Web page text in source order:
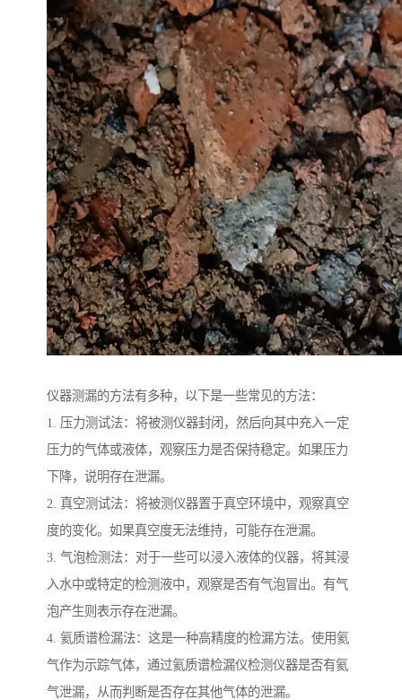
仪器测漏的方法有多种，以下是一些常见的方法：
1. 压力测试法：将被测仪器封闭，然后向其中充入一定
压力的气体或液体，观察压力是否保持稳定。如果压力
下降，说明存在泄漏。
2. 真空测试法：将被测仪器置于真空环境中，观察真空
度的变化。如果真空度无法维持，可能存在泄漏。
3. 气泡检测法：对于一些可以浸入液体的仪器，将其浸
入水中或特定的检测液中，观察是否有气泡冒出。有气
泡产生则表示存在泄漏。
4. 氦质谱检漏法：这是一种高精度的检漏方法。使用氦
气作为示踪气体，通过氦质谱检漏仪检测仪器是否有氦
气泄漏，从而判断是否存在其他气体的泄漏。